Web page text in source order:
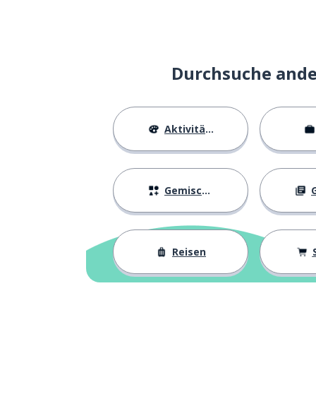
Durchsuche
Aktivitäten
Gemischtes
Reisen